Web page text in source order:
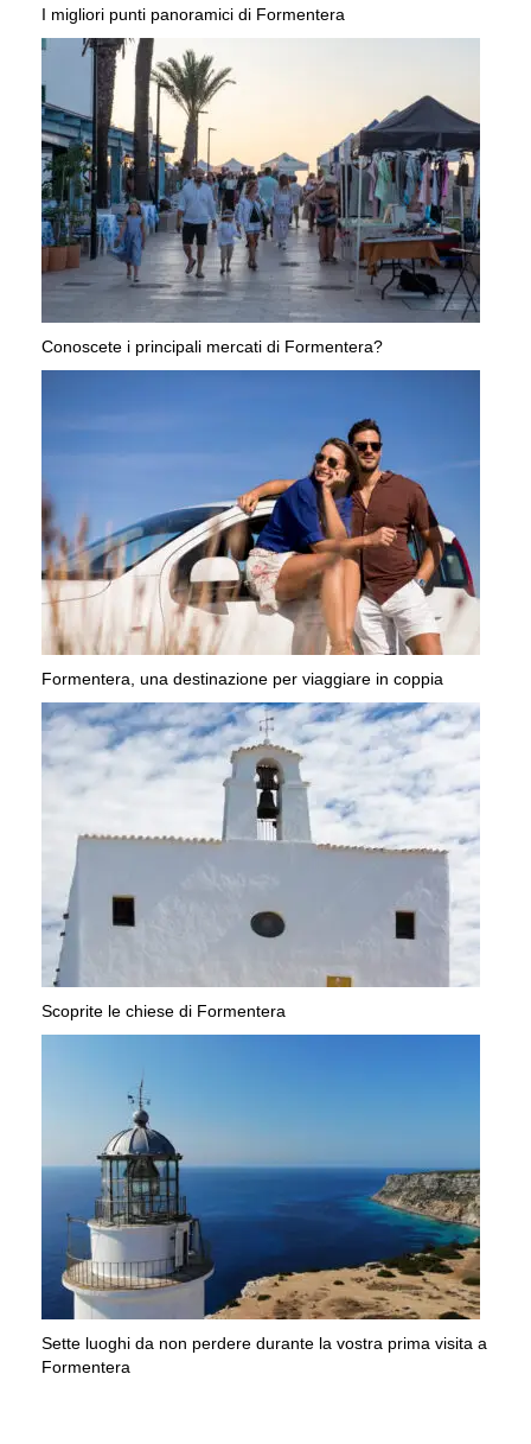
I migliori punti panoramici di Formentera
Conoscete i principali mercati di Formentera?
Formentera, una destinazione per viaggiare in coppia
Scoprite le chiese di Formentera
Sette luoghi da non perdere durante la vostra prima visita a
Formentera